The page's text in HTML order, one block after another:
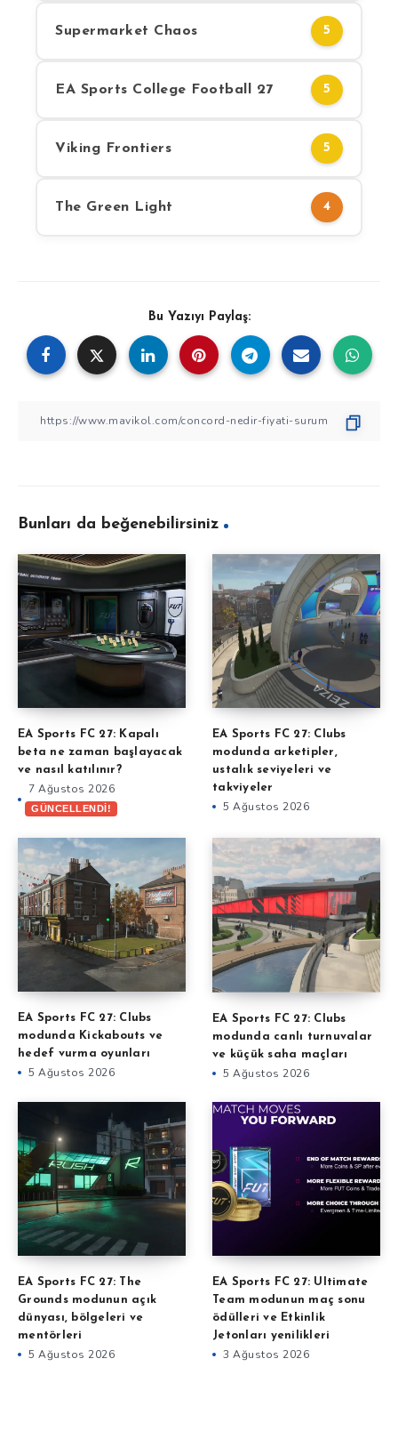
Supermarket Chaos 5
EA Sports College Football 27 5
Viking Frontiers 5
The Green Light 4
Bu Yazıyı Paylaş:
Bunları da beğenebilirsiniz
EA Sports FC 27: Kapalı
beta ne zaman başlayacak
ve nasıl katılınır?
7 Ağustos 2026
GÜNCELLENDİ!
EA Sports FC 27: Clubs
modunda arketipler,
ustalık seviyeleri ve
takviyeler
5 Ağustos 2026
EA Sports FC 27: Clubs
modunda Kickabouts ve
hedef vurma oyunları
5 Ağustos 2026
EA Sports FC 27: Clubs
modunda canlı turnuvalar
ve küçük saha maçları
5 Ağustos 2026
EA Sports FC 27: The
Grounds modunun açık
dünyası, bölgeleri ve
mentörleri
5 Ağustos 2026
EA Sports FC 27: Ultimate
Team modunun maç sonu
ödülleri ve Etkinlik
Jetonları yenilikleri
3 Ağustos 2026